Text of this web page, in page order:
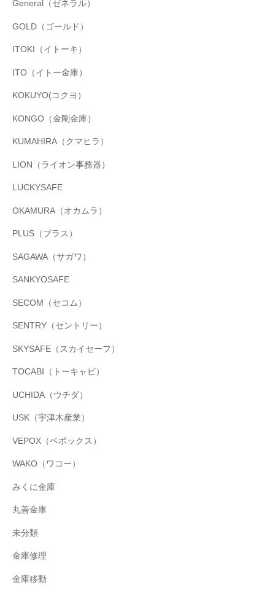
General（ゼネラル）
GOLD（ゴールド）
ITOKI（イトーキ）
ITO（イトー金庫）
KOKUYO(コクヨ）
KONGO（金剛金庫）
KUMAHIRA（クマヒラ）
LION（ライオン事務器）
LUCKYSAFE
OKAMURA（オカムラ）
PLUS（プラス）
SAGAWA（サガワ）
SANKYOSAFE
SECOM（セコム）
SENTRY（セントリー）
SKYSAFE（スカイセーフ）
TOCABI（トーキャビ）
UCHIDA（ウチダ）
USK（宇津木産業）
VEPOX（ベポックス）
WAKO（ワコー）
みくに金庫
丸善金庫
未分類
金庫修理
金庫移動